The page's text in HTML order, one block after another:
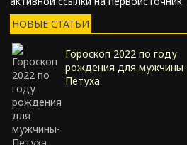
НОВЫЕ СТАТЬИ
Гороскоп 2022 по году
рождения для мужчины-
Петуха